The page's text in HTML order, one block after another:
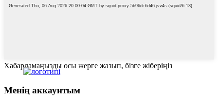
Хабарламаңызды осы жерге жазып, бізге жіберіңіз
Менің аккаунтым